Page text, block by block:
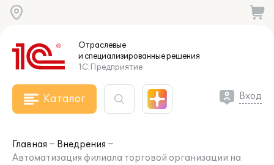
Отраслевые
и специализированныерешения
1С:Предприятие
Каталог Вход
Главная
Внедрения
Автоматизация филиала торговой организации на